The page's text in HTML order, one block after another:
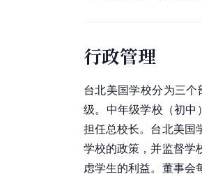
行政管理
台北美国学校分为三
级。中年级学校（初
担任总校长。台北美国
学校的政策，并监督学
虑学生的利益。董事会